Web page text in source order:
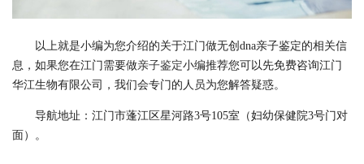
以上就是小编为您介绍的关于江门做无创dna亲子鉴定的相关信
息，如果您在江门需要做亲子鉴定小编推荐您可以先免费咨询江门
华江生物有限公司，我们会专门的人员为您解答疑惑。
导航地址：江门市蓬江区星河路3号105室（妇幼保健院3号门对
面）。